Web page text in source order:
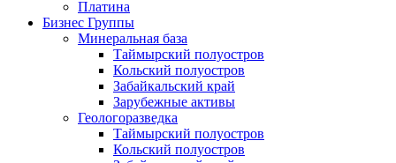
Платина
Бизнес Группы
Минеральная база
Таймырский полуостров
Кольский полуостров
Забайкальский край
Зарубежные активы
Геологоразведка
Таймырский полуостров
Кольский полуостров